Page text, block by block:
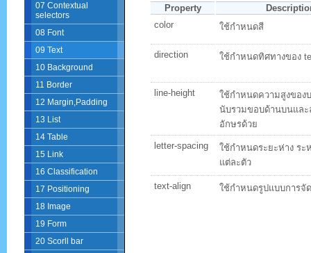
07 Contextual
selectors
08 Font
09 Text
10 Background
11 Border
12 Margin,Padding
13 List
14 Table
15 Link
16 Classification
17 Positioning
18 Image
19 Form
20 Scorll bar
Property
color
ใช้กำหนดสี
direction ใช้กำหนดทิศทางของ
line-height
ใช้กำหนดความสูงของ
นับรวมขอบด้านบนและ
อักษรด้วย
letter-spacing
ใช้กำหนดระยะห่าง ระ
แต่ละตัว
text-align ใช้กำหนดรูปแบบการจั